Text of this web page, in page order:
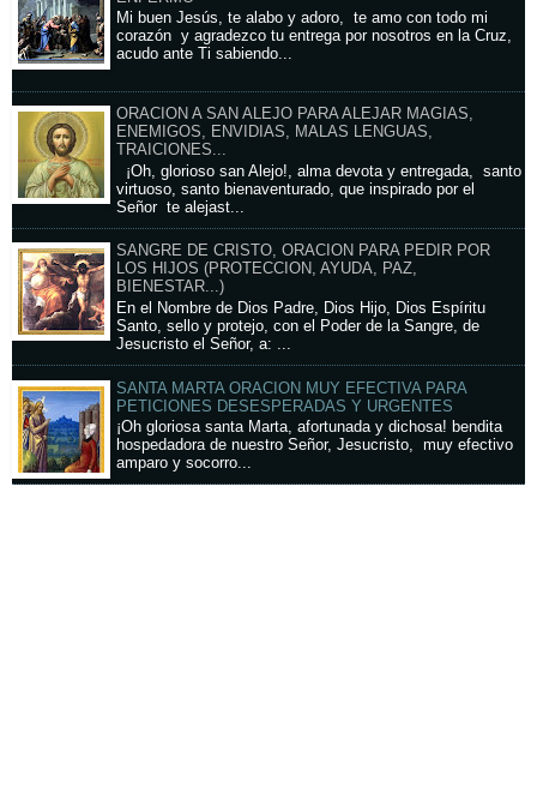
Mi buen Jesús, te alabo y adoro, te amo con todo mi
corazón y agradezco tu entrega por nosotros en la Cruz,
acudo ante Ti sabiendo...
ORACION A SAN ALEJO PARA ALEJAR MAGIAS,
ENEMIGOS, ENVIDIAS, MALAS LENGUAS,
TRAICIONES...
¡Oh, glorioso san Alejo!, alma devota y entregada, santo
virtuoso, santo bienaventurado, que inspirado por el
Señor te alejast...
SANGRE DE CRISTO, ORACION PARA PEDIR POR
LOS HIJOS (PROTECCION, AYUDA, PAZ,
BIENESTAR...)
En el Nombre de Dios Padre, Dios Hijo, Dios Espíritu
Santo, sello y protejo, con el Poder de la Sangre, de
Jesucristo el Señor, a: ...
SANTA MARTA ORACION MUY EFECTIVA PARA
PETICIONES DESESPERADAS Y URGENTES
¡Oh gloriosa santa Marta, afortunada y dichosa! bendita
hospedadora de nuestro Señor, Jesucristo, muy efectivo
amparo y socorro...